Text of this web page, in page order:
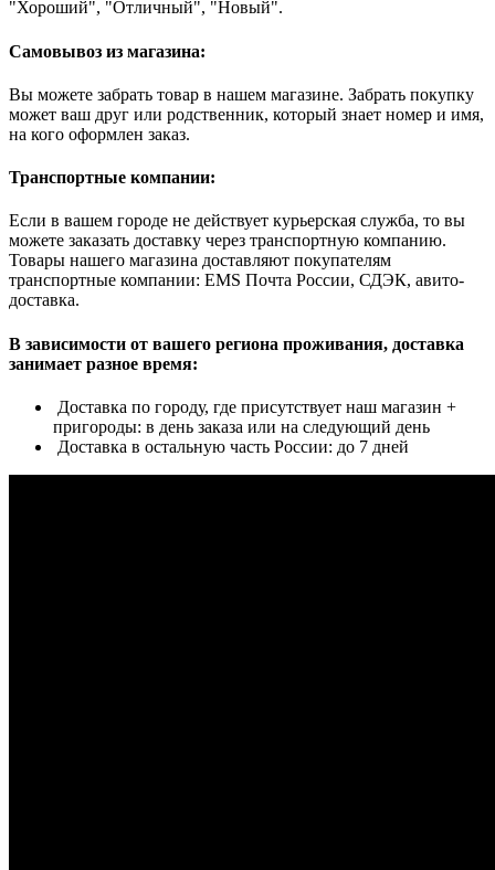
"Хороший", "Отличный", "Новый".
Самовывоз из магазина:
Вы можете забрать товар в нашем магазине. Забрать покупку
может ваш друг или родственник, который знает номер и имя,
на кого оформлен заказ.
Транспортные компании:
Если в вашем городе не действует курьерская служба, то вы
можете заказать доставку через транспортную компанию.
Товары нашего магазина доставляют покупателям
транспортные компании: EMS Почта России, СДЭК, авито-
доставка.
В зависимости от вашего региона проживания, доставка
занимает разное время:
Доставка по городу, где присутствует наш магазин +
пригороды: в день заказа или на следующий день
Доставка в остальную часть России: до 7 дней